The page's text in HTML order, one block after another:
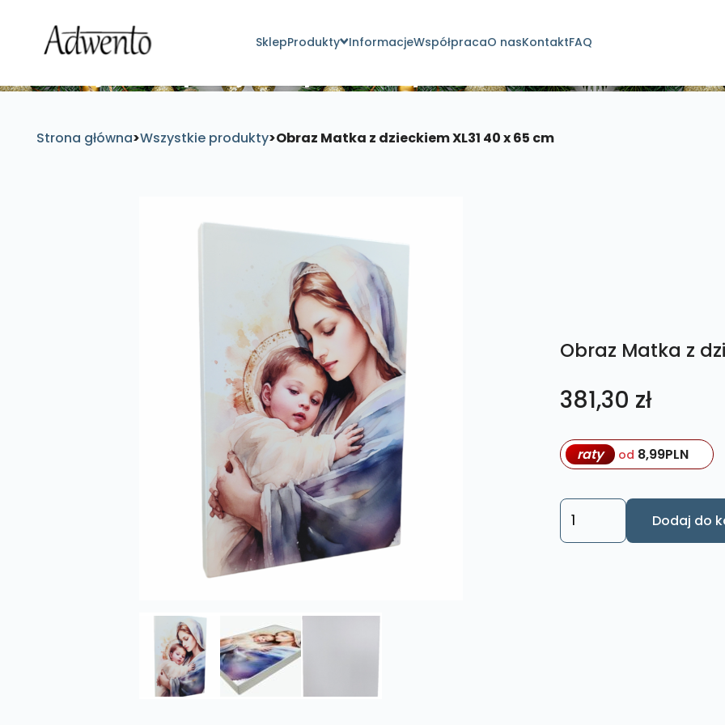
SklepProdukty InformacjeWspółpracaO nasKontaktFAQ
Strona główna>Wszystkie produkty>Obraz Matka z dzieckiem XL31 40 x 65 cm
Obraz Matka z
381,30 zł
raty od 8,99PLN
ilość
Obraz
Dodaj do